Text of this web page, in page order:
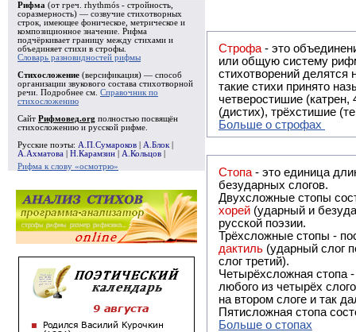
Рифма (от греч. rhythmós - стройность,
соразмерность) — созвучие стихотворных
строк, имеющее фоническое, метрическое и
композиционное значение. Рифма
подчёркивает границу между стихами и
объединяет стихи в строфы
Словарь разновидностей рифмы
Стихосложение (версификация) — способ
организации звукового состава стихотворной
речи. Подробнее см. Справочник по
стихосложению
Сайт Рифмовед.org полностью посвящён
стихосложению и русской рифме.
Русские поэты: А.П.Сумароков А.Блок
А.Ахматова
Н.Карамзин А.Кольцов
Рифма к слову «осмотрю»
Строфа - это объединение двух
или общую систему рифм, и регулярно или периодически
стихотворений делятся на строфы и т.о. являются строфическими.
такие стихи принято называть астрофическими. Самая популярная строфа в русской поэзии -
четверостишие
(дистих), трёхстишие
Больше о строфах
Стопа - это единица
безударных слогов.
Двухсложные стопы
хорей (ударный и
русской поэзии.
Трёхсложные стопы -
дактиль (ударный слог
слог третий).
Четырёхсложная стопа
любого из четырёх
на втором слоге и так
Пятисложная стопа
Больше о стопах